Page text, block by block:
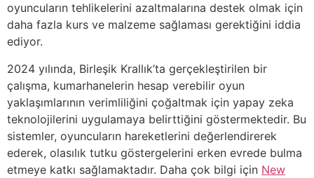
oyuncuların tehlikelerini azaltmalarına destek olmak için
daha fazla kurs ve malzeme sağlaması gerektiğini iddia
ediyor.
2024 yılında, Birleşik Krallık’ta gerçekleştirilen bir
çalışma, kumarhanelerin hesap verebilir oyun
yaklaşımlarının verimliliğini çoğaltmak için yapay zeka
teknolojilerini uygulamaya belirttiğini göstermektedir. Bu
sistemler, oyuncuların hareketlerini değerlendirerek
ederek, olasılık tutku göstergelerini erken evrede bulma
etmeye katkı sağlamaktadır. Daha çok bilgi için New